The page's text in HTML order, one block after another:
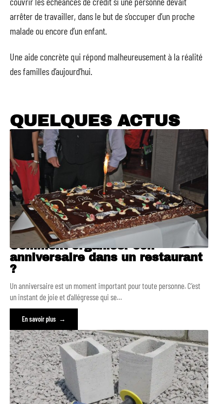
arrêter de travailler, dans le but de s’occuper d’un proche
malade ou encore d’un enfant.
Une aide concrète qui répond malheureusement à la réalité
des familles d’aujourd’hui.
QUELQUES ACTUS
Comment organiser son
anniversaire dans un restaurant
?
Un anniversaire est un moment important pour toute personne. C’est
un instant de joie et d’allégresse qui se…
En savoir plus